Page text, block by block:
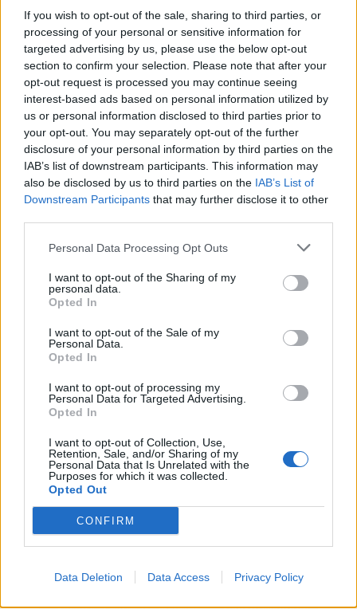
If you wish to opt-out of the sale, sharing to third parties, or
processing of your personal or sensitive information for
targeted advertising by us, please use the below opt-out
section to confirm your selection. Please note that after your
opt-out request is processed you may continue seeing
interest-based ads based on personal information utilized by
us or personal information disclosed to third parties prior to
your opt-out. You may separately opt-out of the further
disclosure of your personal information by third parties on the
IAB’s list of downstream participants. This information may
also be disclosed by us to third parties on the IAB’s List of
Downstream Participants that may further disclose it to other
Personal Data Processing Opt Outs
I want to opt-out of the Sharing of my
personal data.
Opted In
I want to opt-out of the Sale of my
Personal Data.
Opted In
I want to opt-out of processing my
Personal Data for Targeted Advertising.
Opted In
I want to opt-out of Collection, Use,
Retention, Sale, and/or Sharing of my
Personal Data that Is Unrelated with the
Purposes for which it was collected.
Opted Out
CONFIRM
Data Deletion Data Access Privacy Policy
ΕΠΑΓΓΕΛΜΑΤΙΕΣ ΥΓΕΙΑΣ
Χειρουργός Ουρολόγος - Ανδρολόγος "Γρηγόρης Α. Καρπενησιώτης"
ΑΓΓΕΛΙΕΣ